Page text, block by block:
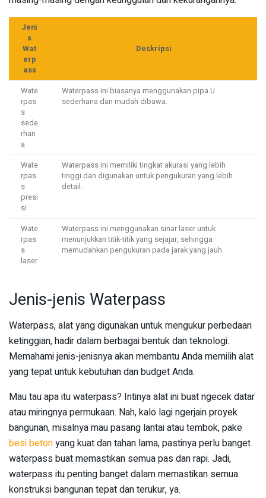
Jeni
s
Wat
erp
ass
Deskripsi
Wate
rpas
s
sede
rhan
a
Waterpass ini biasanya menggunakan pipa U
sederhana dan mudah dibawa.
Wate
rpas
s
presi
si
Waterpass ini memiliki tingkat akurasi yang lebih
tinggi dan digunakan untuk pengukuran yang lebih
detail.
Wate
rpas
s
laser
Waterpass ini menggunakan sinar laser untuk
menunjukkan titik-titik yang sejajar, sehingga
memudahkan pengukuran pada jarak yang jauh.
Jenis-jenis Waterpass
Waterpass, alat yang digunakan untuk mengukur perbedaan
ketinggian, hadir dalam berbagai bentuk dan teknologi.
Memahami jenis-jenisnya akan membantu Anda memilih alat
yang tepat untuk kebutuhan dan budget Anda.
Mau tau apa itu waterpass? Intinya alat ini buat ngecek datar
atau miringnya permukaan. Nah, kalo lagi ngerjain proyek
bangunan, misalnya mau pasang lantai atau tembok, pake
besi betonyang kuat dan tahan lama, pastinya perlu banget
waterpass buat memastikan semua pas dan rapi. Jadi,
waterpass itu penting banget dalam memastikan semua
konstruksi bangunan tepat dan terukur, ya.